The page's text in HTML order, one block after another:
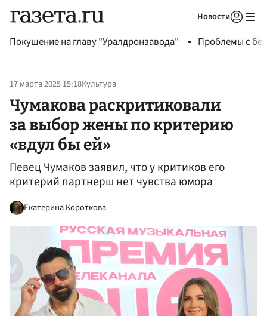
Новости
Покушение на главу "Уралдронзавода" Проблемы с
17 марта 2025 15:18Культура
Чумакова раскритиковали
за выбор жены по критерию
«вдул бы ей»
Певец Чумаков заявил, что у критиков его
критерий партнерш нет чувства юмора
Екатерина Короткова